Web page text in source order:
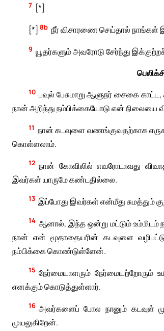
7 [*]
[*] 8b நீர் விசாரணை செய்தால் நாங்கள்
9 யூதர்களும் அவரோடு சேர்ந்து
10 பவுல் பேசுமாறு ஆளுநர் சைகை
நான் அறிந்து நம்பிக்கையோடு என் நிலையை
11 நான் கடவுளை வணங்குவதற்காக
கொள்ளலாம்.
12 நான் கோவிலில் எவரோடாவது
இவர்கள் யாருமே கண்டதில்லை.
13 இப்போது இவர்கள் என்மீது சுமத்தும்
14 ஆனால், இந்த ஒன்று மட்டும் உம்மிடம்
நான் என் மூதாதையரின் கடவுளை
நம்பிக்கை கொண்டுள்ளேன்.
15 நேர்மையாளரும் நேர்மையற்றோரும்
எனக்கும் கொடுத்துள்ளார்.
16 அவர்களைப் போல நானும் கடவுள்
முயலுகிறேன்.